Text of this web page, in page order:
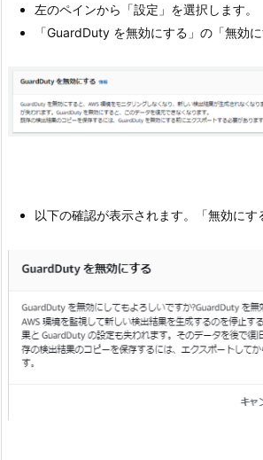
左のペインから「設定」を選択します。
「GuardDuty を無効にする」の「無効
以下の確認が表示されます。「無効にす